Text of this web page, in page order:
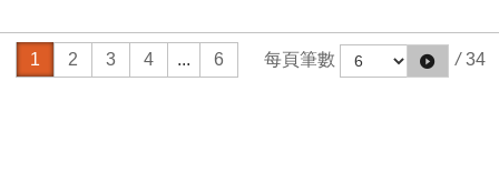
要開畫展，請他們可以還他」聽起來是很好笑的過往，
1 2 3 4 ... 6 每頁筆數 / 34